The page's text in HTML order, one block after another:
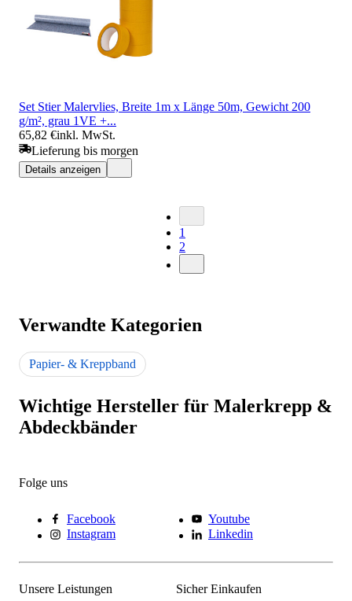
Set Stier Malervlies, Breite 1m x Länge 50m, Gewicht 200
g/m², grau 1VE +...
65,82 €inkl. MwSt.
Lieferung bis morgen
Details anzeigen
1
2
Verwandte Kategorien
Papier- & Kreppband
Wichtige Hersteller für Malerkrepp &
Abdeckbänder
Folge uns
Facebook
Youtube
Instagram
Linkedin
Unsere Leistungen Sicher Einkaufen